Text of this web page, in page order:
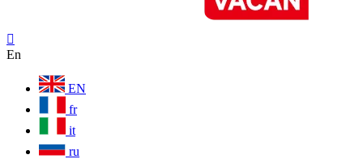

En
EN
fr
it
ru